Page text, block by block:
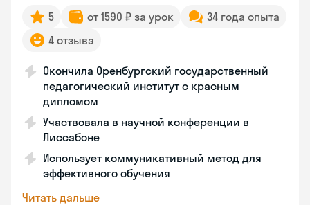
5 от 1590 ₽ за урок
34 года опыта
4 отзыва
Окончила Оренбургский государственный
педагогический институт с красным
дипломом
Участвовала в научной конференции в
Лиссабоне
Использует коммуникативный метод для
эффективного обучения
Читать дальше